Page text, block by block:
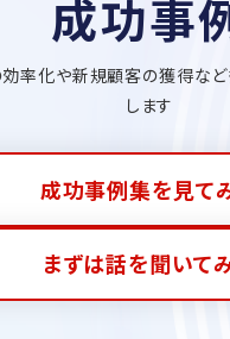
成功事
率化や新規顧客の獲得な
します
成功事例集を見て
まずは話を聞いて